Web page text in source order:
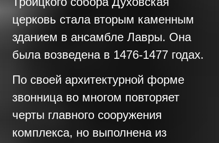
церковь стала вторым каменным
зданием в ансамбле Лавры. Она
была возведена в 1476-1477 годах.
По своей архитектурной форме
звонница во многом повторяет
черты главного сооружения
комплекса, но выполнена из